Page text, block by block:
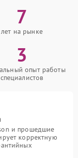
7
лет на рынке
3
опыт работы
специалистов
и прошедшие
корректную